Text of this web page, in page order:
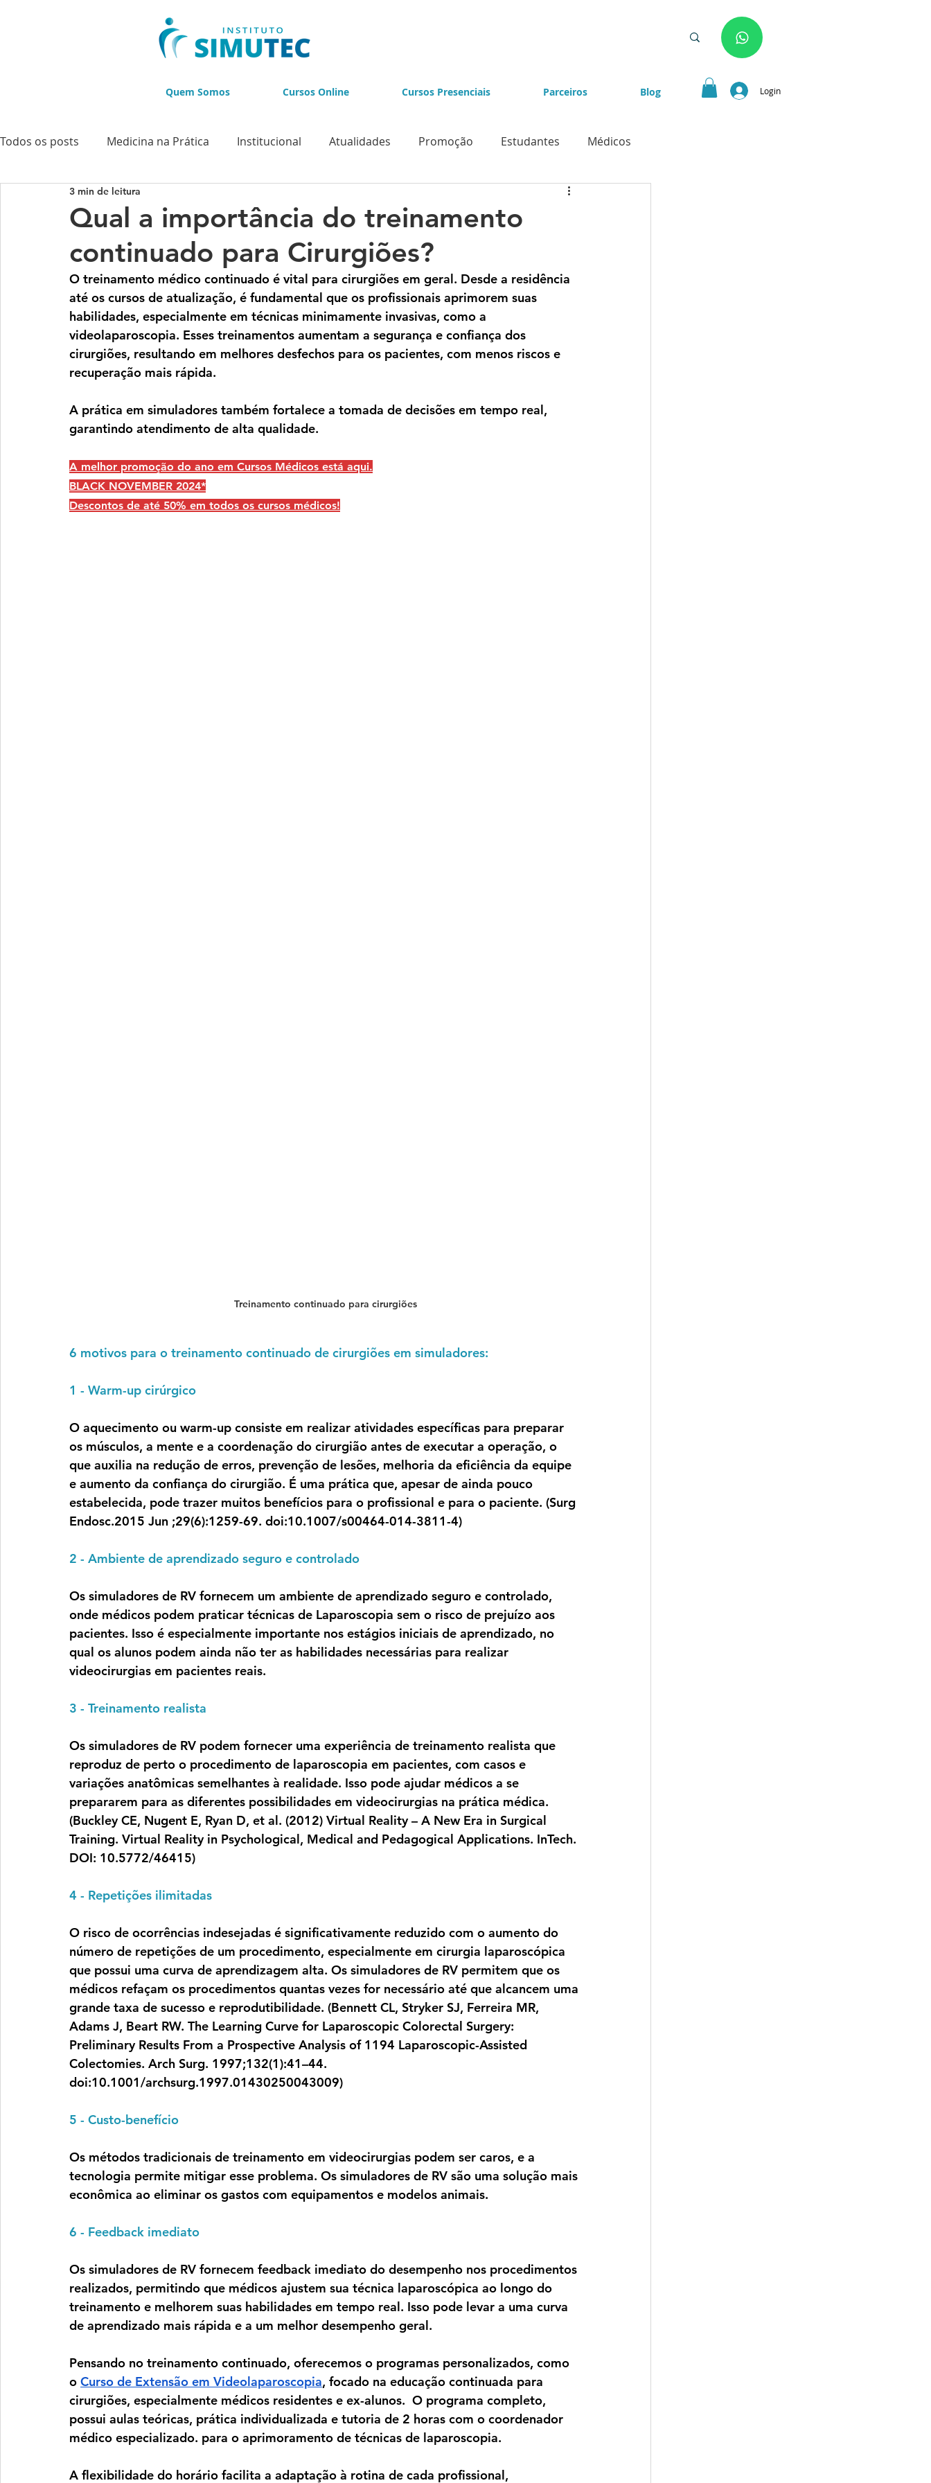
Quem Somos Cursos Online Cursos Presenciais Parceiros Blog Login
Todos os posts Medicina na Prática Institucional Atualidades Promoção Estudantes Médicos
Cursos de Ultrassonografia
BLACK NOVEMBER
Qual a importância do treinamento
continuado para Cirurgiões?
3 min de leitura
O treinamento médico continuado é vital para cirurgiões em geral. Desde a residência
até os cursos de atualização, é fundamental que os profissionais aprimorem suas
habilidades, especialmente em técnicas minimamente invasivas, como a
videolaparoscopia. Esses treinamentos aumentam a segurança e confiança dos
cirurgiões, resultando em melhores desfechos para os pacientes, com menos riscos e
recuperação mais rápida.
A prática em simuladores também fortalece a tomada de decisões em tempo real,
garantindo atendimento de alta qualidade.
A melhor promoção do ano em Cursos Médicos está aqui.
BLACK NOVEMBER 2024*
Descontos de até 50% em todos os cursos médicos!
Treinamento continuado para cirurgiões
6 motivos para o treinamento continuado de cirurgiões em simuladores:
1 - Warm-up cirúrgico
O aquecimento ou warm-up consiste em realizar atividades específicas para preparar
os músculos, a mente e a coordenação do cirurgião antes de executar a operação, o
que auxilia na redução de erros, prevenção de lesões, melhoria da eficiência da equipe
e aumento da confiança do cirurgião. É uma prática que, apesar de ainda pouco
estabelecida, pode trazer muitos benefícios para o profissional e para o paciente. (Surg
Endosc.2015 Jun ;29(6):1259-69. doi:10.1007/s00464-014-3811-4)
2 - Ambiente de aprendizado seguro e controlado
Os simuladores de RV fornecem um ambiente de aprendizado seguro e controlado,
onde médicos podem praticar técnicas de Laparoscopia sem o risco de prejuízo aos
pacientes. Isso é especialmente importante nos estágios iniciais de aprendizado, no
qual os alunos podem ainda não ter as habilidades necessárias para realizar
videocirurgias em pacientes reais.
3 - Treinamento realista
Os simuladores de RV podem fornecer uma experiência de treinamento realista que
reproduz de perto o procedimento de laparoscopia em pacientes, com casos e
variações anatômicas semelhantes à realidade. Isso pode ajudar médicos a se
prepararem para as diferentes possibilidades em videocirurgias na prática médica.
(Buckley CE, Nugent E, Ryan D, et al. (2012) Virtual Reality – A New Era in Surgical
Training. Virtual Reality in Psychological, Medical and Pedagogical Applications. InTech.
DOI: 10.5772/46415)
4 - Repetições ilimitadas
O risco de ocorrências indesejadas é significativamente reduzido com o aumento do
número de repetições de um procedimento, especialmente em cirurgia laparoscópica
que possui uma curva de aprendizagem alta. Os simuladores de RV permitem que os
médicos refaçam os procedimentos quantas vezes for necessário até que alcancem uma
grande taxa de sucesso e reprodutibilidade. (Bennett CL, Stryker SJ, Ferreira MR,
Adams J, Beart RW. The Learning Curve for Laparoscopic Colorectal Surgery:
Preliminary Results From a Prospective Analysis of 1194 Laparoscopic-Assisted
Colectomies. Arch Surg. 1997;132(1):41–44.
doi:10.1001/archsurg.1997.01430250043009)
5 - Custo-benefício
Os métodos tradicionais de treinamento em videocirurgias podem ser caros, e a
tecnologia permite mitigar esse problema. Os simuladores de RV são uma solução mais
econômica ao eliminar os gastos com equipamentos e modelos animais.
6 - Feedback imediato
Os simuladores de RV fornecem feedback imediato do desempenho nos procedimentos
realizados, permitindo que médicos ajustem sua técnica laparoscópica ao longo do
treinamento e melhorem suas habilidades em tempo real. Isso pode levar a uma curva
de aprendizado mais rápida e a um melhor desempenho geral.
Pensando no treinamento continuado, oferecemos o programas personalizados, como
o Curso de Extensão em Videolaparoscopia, focado na educação continuada para
cirurgiões, especialmente médicos residentes e ex-alunos.  O programa completo,
possui aulas teóricas, prática individualizada e tutoria de 2 horas com o coordenador
médico especializado. para o aprimoramento de técnicas de laparoscopia.
A flexibilidade do horário facilita a adaptação à rotina de cada profissional,